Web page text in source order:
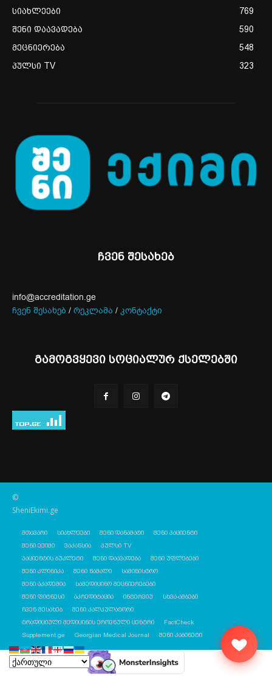
სიახლეები
769
შენი დაავადება
590
მეცნიერება
548
პულსი TV
323
ჩვენ შესახებ
info@accreditation.ge
ჩვენ შესახებ / რეკლამა / კონტაქტი
გამოგვყევი სოციალურ ქსელებში
©
SheniEkimi.ge
მთავარი სიახლეები შენი დანამატი
შენი პაციენტი
შენი ექიმი
ვაკანსია
პულსი TV
პაციენტის ბუკლეტი
შენი დაავადება
შენი უფლებები
შენი კლინიკა
შენი წამალი
სამინისტრო
შენი აკადემია
სამედიცინო მეცნიერებები
შენი ფიტნესი
აკრედიტაცია ინტერვიუ
სხვა-ამბები
ჩვენ შესახებ
შენი კალკულატორი
ტრადიციული მედიცინის ეროვნული ცენტრი
FactCheck
Supplement.ge
Georgian Medical Journal შენი კაბინეტი